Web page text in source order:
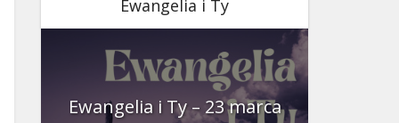
Ewangelia i Ty
Ewangelia i Ty – 23 marca